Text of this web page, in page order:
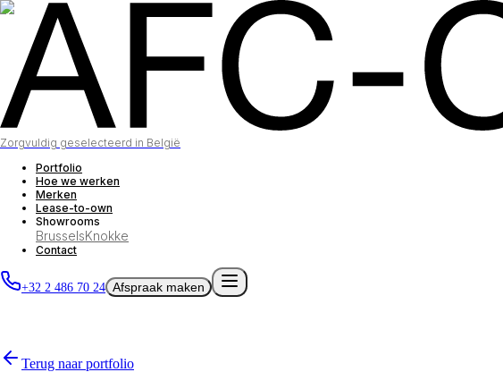
Zorgvuldig geselecteerd in België
Portfolio
Hoe we werken
Merken
Lease-to-own
Showrooms
BrusselsKnokke
Contact
+32 2 486 70 24 Afspraak maken
Terug naar portfolio